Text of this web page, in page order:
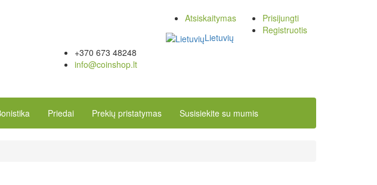
Prisijungti
Registruotis
Atsiskaitymas
Lietuvių
+370 673 48248
info@coinshop.lt
Priedai Prekių pristatymas Susisiekite su mumis